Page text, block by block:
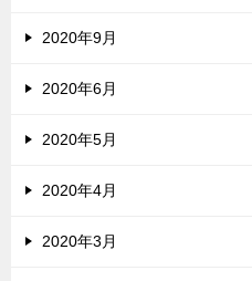
2020年9月
2020年6月
2020年5月
2020年4月
2020年3月